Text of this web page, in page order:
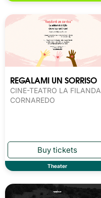
REGALAMI UN SORRISO
CINE-TEATRO LA FILANDA,
CORNAREDO
Theater